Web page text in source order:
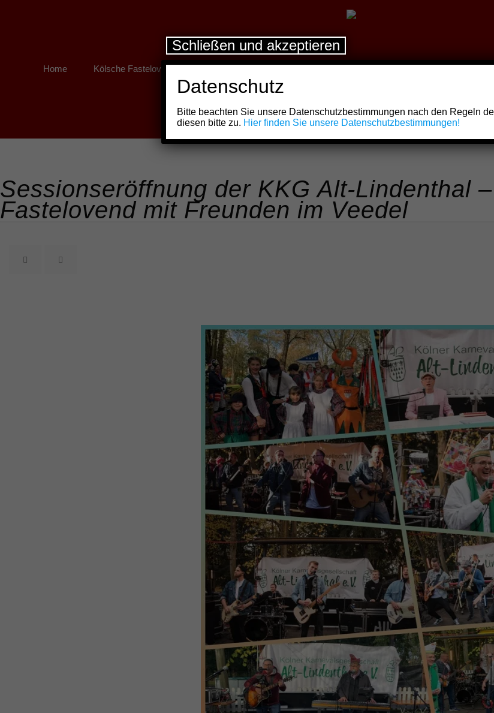
Home Kölsche Fastelovend
Sessionseröffnung der KKG Alt-Lindenthal –
Fastelovend mit Freunden im Veedel
Datenschutz
Bitte beachten Sie unsere Datenschutzbestimmungen nach den Regeln
diesen bitte zu. Hier finden Sie unsere Datenschutzbestimmungen!
Schließen und akzeptieren